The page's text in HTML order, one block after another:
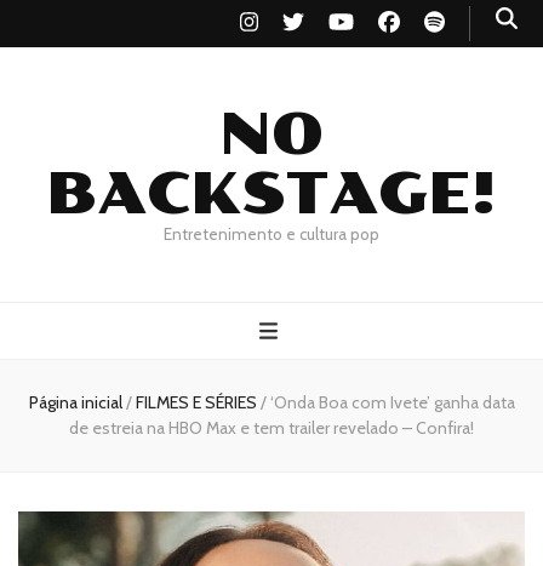
NO
BACKSTAGE!
Entretenimento e cultura pop
Página inicial/FILMES E SÉRIES / ‘Onda Boa com Ivete’ ganha data
de estreia na HBO Max e tem trailer revelado – Confira!